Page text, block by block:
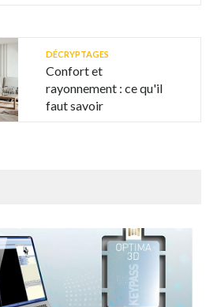
DÉCRYPTAGES
Confort et
rayonnement : ce qu'il
faut savoir